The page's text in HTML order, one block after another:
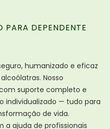
DEPENDENTE
humanizado e eficaz
Nosso
suporte completo e
— tudo para
de vida.
a ajuda de profissionais